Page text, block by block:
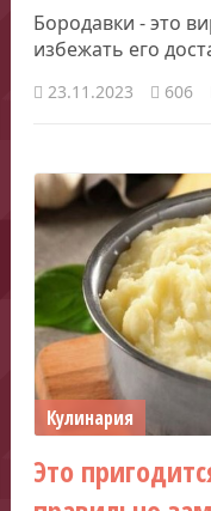
Бородавки - это
избежать его
23.11.2023 606
Кулинария
Это